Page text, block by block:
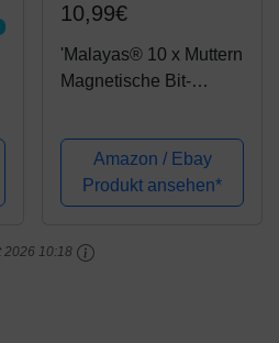
10,99€
'Malayas® 10 x Muttern
Magnetische Bit-
Muttern (für Bohrer
oder Akkuschrauber) –
Starke Verlängerung
Amazon / Ebay
Produkt ansehen*
2026 10:18